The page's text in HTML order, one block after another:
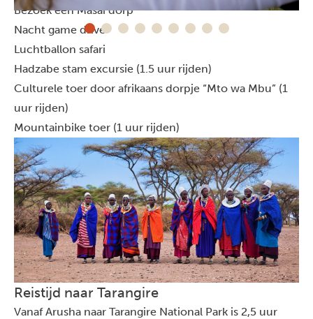
Bezoek een Masai dorp
Nacht game drive
Luchtballon safari
Hadzabe stam excursie (1.5 uur rijden)
Culturele toer door afrikaans dorpje “Mto wa Mbu” (1
uur rijden)
Mountainbike toer (1 uur rijden)
Reistijd naar Tarangire
Vanaf Arusha naar Tarangire National Park is 2,5 uur